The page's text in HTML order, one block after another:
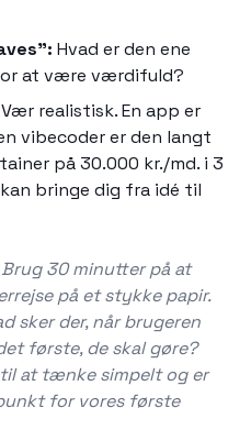
Hvad er den ene
at være værdifuld?
Vær realistisk. En app er
vibecoder er den langt
på 30.000 kr./md. i 3
bringe dig fra idé til
30 minutter på at
på et stykke papir.
sker der, når brugeren
første, de skal gøre?
at tænke simpelt og er
for vores første